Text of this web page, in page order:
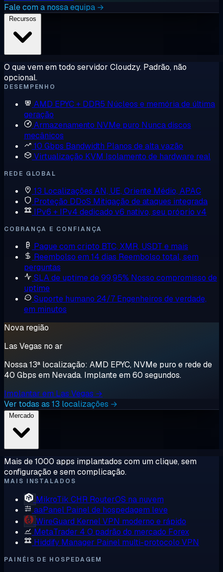
Fale com a nossa equipa →
O que vem em todo servidor Cloudzy. Padrão, não
opcional.
DESEMPENHO
AMD EPYC + DDR5 Núcleos e memória de última
geração
Armazenamento NVMe puro Nunca discos
mecânicos
10 Gbps Bandwidth Planos de alta vazão
Virtualização KVM Isolamento de hardware real
REDE GLOBAL
13 Localizações AN, UE, Oriente Médio, APAC
Proteção DDoS Mitigação de ataques integrada
IPv6 + IPv4 dedicado v6 nativo, seu próprio v4
COBRANÇA E CONFIANÇA
Pague com cripto BTC, XMR, USDT e mais
Reembolso em 14 dias Reembolso total, sem
perguntas
SLA de uptime de 99,95% Nosso compromisso de
uptime
Suporte humano 24/7 Engenheiros de verdade,
em minutos
Nova região
Las Vegas no ar
Nossa 13ª localização: AMD EPYC, NVMe puro e rede de
40 Gbps em Nevada. Implante em 60 segundos.
Implantar em Las Vegas →
Ver todas as 13 localizações →
Mais de 1000 apps implantados com um clique, sem
configuração e sem complicação.
MAIS INSTALADOS
MikroTik CHR RouterOS na nuvem
aaPanel Painel de hospedagem leve
WireGuard Kernel VPN moderno e rápido
MetaTrader 4 O padrão do mercado Forex
Hiddify Manager Painel multi-protocolo VPN
PAINÉIS DE HOSPEDAGEM